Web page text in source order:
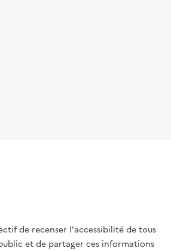
de recenser l'accessibilité de tous
et de partager ces informations